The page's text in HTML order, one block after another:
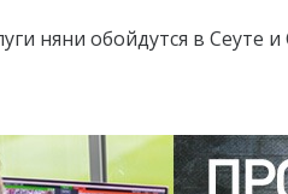
няни обойдутся в Сеуте